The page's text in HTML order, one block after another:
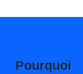
Pourquoi